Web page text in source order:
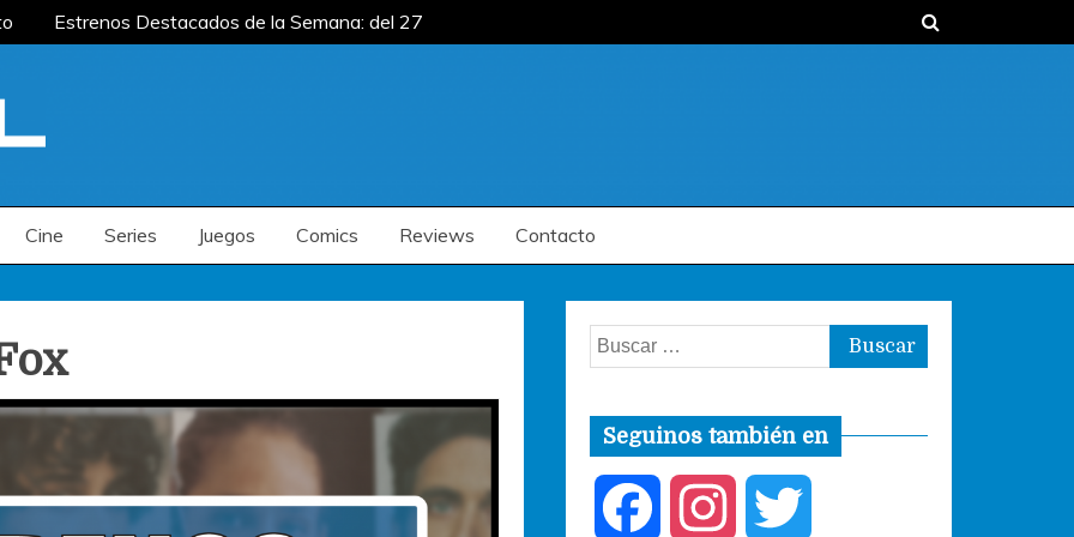
Estrenos Destacados de la Semana: del 27
Cine Series Juegos Comics Reviews Contacto
Buscar:
Seguinos también en